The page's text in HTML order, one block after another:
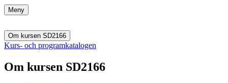
Meny
Om kursen SD2166
Kurs- och programkatalogen
Om kursen SD2166